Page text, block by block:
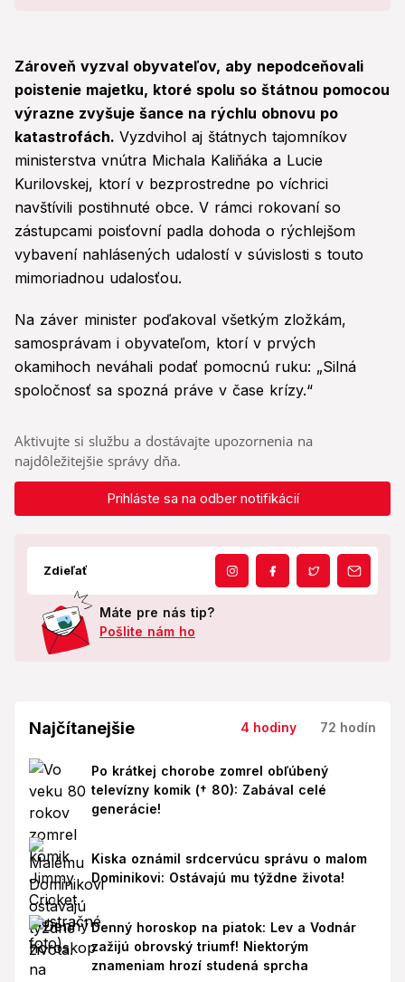
Zároveň vyzval obyvateľov, aby nepodceňovali
poistenie majetku, ktoré spolu so štátnou pomocou
výrazne zvyšuje šance na rýchlu obnovu po
katastrofách. Vyzdvihol aj štátnych tajomníkov
ministerstva vnútra Michala Kaliňáka a Lucie
Kurilovskej, ktorí v bezprostredne po víchrici
navštívili postihnuté obce. V rámci rokovaní so
zástupcami poisťovní padla dohoda o rýchlejšom
vybavení nahlásených udalostí v súvislosti s touto
mimoriadnou udalosťou.
Na záver minister poďakoval všetkým zložkám,
samosprávam i obyvateľom, ktorí v prvých
okamihoch neváhali podať pomocnú ruku: „Silná
spoločnosť sa spozná práve v čase krízy.“
Aktivujte si službu a dostávajte upozornenia na
najdôležitejšie správy dňa.
Prihláste sa na odber notifikácií
Zdieľať
Máte pre nás tip?
Pošlite nám ho
Najčítanejšie 4 hodiny 72 hodín
Po krátkej chorobe zomrel obľúbený
televízny komik († 80): Zabával celé
generácie!
Kiska oznámil srdcervúcu správu o malom
Dominikovi: Ostávajú mu týždne života!
Denný horoskop na piatok: Lev a Vodnár
zažijú obrovský triumf! Niektorým
znameniam hrozí studená sprcha